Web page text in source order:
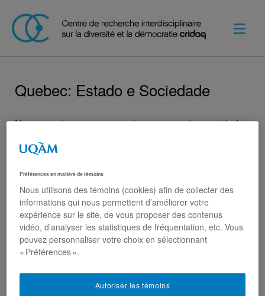
Quebec: Estado e Sociedade
No momento em que os quebequenses são convidados
instituições políticas, a presente obra lança novos
identidades nacionais, a governabilidade, a cidadania,
a questão autóctone, a integração dos imigrantes, os
movimentos sociais e a globalização.
Quebec: estado e sociedadetraz respostas à crise da
cidadania esclarecendo, entre outras, as estratégias
que envolvem o projeto intercultural quebequense e a
emergência do Quebec como Estado-Região.
Préférences en matière de témoins
Nous utilisons des témoins (cookies) afin de collecter des
informations qui nous permettent d’améliorer votre
expérience sur le site, de vous proposer des contenus
vidéo, d’analyser les statistiques de fréquentation, etc. Vous
pouvez personnaliser votre choix en sélectionnant
« Préférences ».
Autoriser les témoins